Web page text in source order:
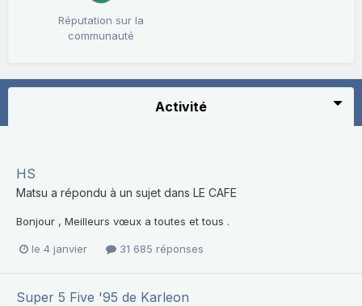
Réputation sur la
communauté
Activité
HS
Matsu a répondu à un sujet dans LE CAFE
Bonjour , Meilleurs vœux a toutes et tous .
le 4 janvier 31 685 réponses
Super 5 Five '95 de Karleon